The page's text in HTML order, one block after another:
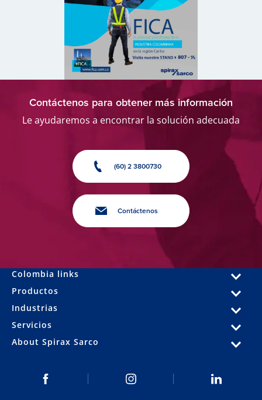
Contáctenos para obtener más información
Le ayudaremos a encontrar la solución adecuada
(60) 2 3800730
Contáctenos
Colombia links
Productos
Industrias
Servicios
About Spirax Sarco